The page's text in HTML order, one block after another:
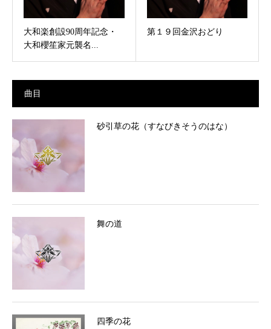
大和楽創設90周年記念・
大和櫻笙家元襲名...
第１９回金沢おどり
曲目
砂引草の花（すなびきそうのはな）
舞の道
四季の花